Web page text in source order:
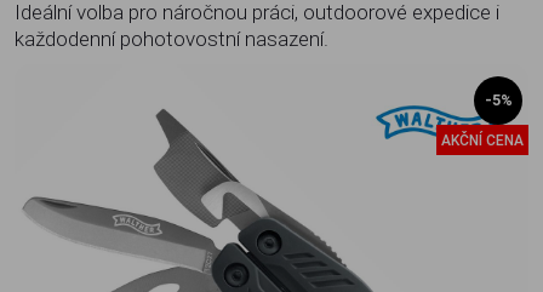
Ideální volba pro náročnou práci, outdoorové expedice i
každodenní pohotovostní nasazení.
-5%
AKČNÍ CENA